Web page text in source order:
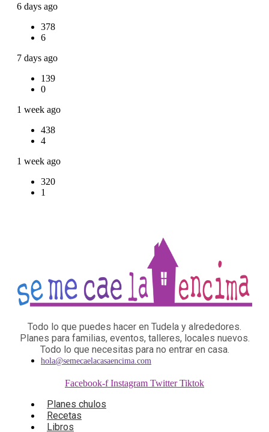
6 days ago
378
6
7 days ago
139
0
1 week ago
438
4
1 week ago
320
1
Todo lo que puedes hacer en Tudela y alrededores.
Planes para familias, eventos, talleres, locales nuevos.
Todo lo que necesitas para no entrar en casa.
hola@semecaelacasaencima.com
Facebook-f Instagram Twitter Tiktok
Planes chulos
Recetas
Libros